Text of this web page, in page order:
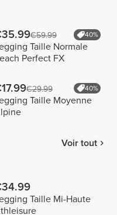
€59.99 40%
Taille Normale
Perfect FX
€29.99 40%
Taille Moyenne
Voir tout
Taille Mi-Haute